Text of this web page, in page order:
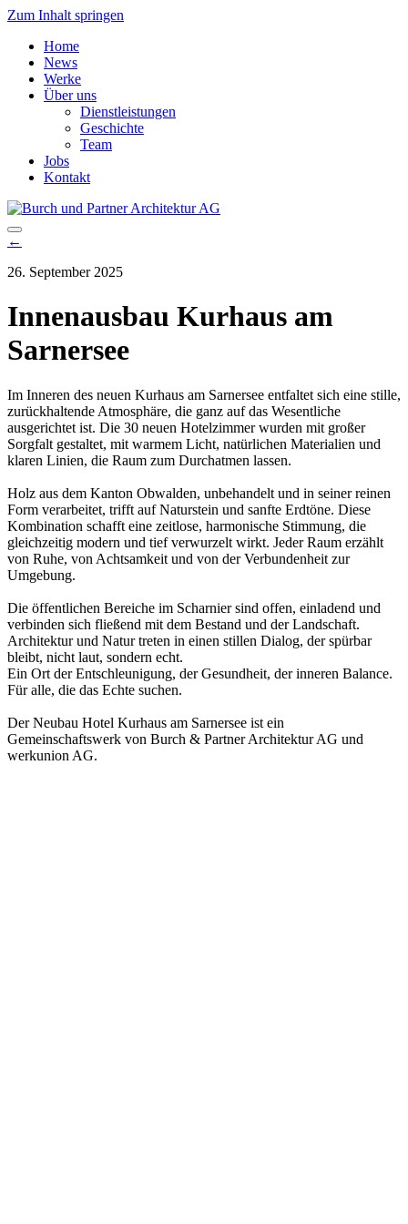
Zum Inhalt springen
Home
News
Werke
Über uns
Dienstleistungen
Geschichte
Team
Jobs
Kontakt
Hauptnavigation
←
26. September 2025
Innenausbau Kurhaus am
Sarnersee
Im Inneren des neuen Kurhaus am Sarnersee entfaltet sich eine stille,
zurückhaltende Atmosphäre, die ganz auf das Wesentliche
ausgerichtet ist. Die 30 neuen Hotelzimmer wurden mit großer
Sorgfalt gestaltet, mit warmem Licht, natürlichen Materialien und
klaren Linien, die Raum zum Durchatmen lassen.
Holz aus dem Kanton Obwalden, unbehandelt und in seiner reinen
Form verarbeitet, trifft auf Naturstein und sanfte Erdtöne. Diese
Kombination schafft eine zeitlose, harmonische Stimmung, die
gleichzeitig modern und tief verwurzelt wirkt. Jeder Raum erzählt
von Ruhe, von Achtsamkeit und von der Verbundenheit zur
Umgebung.
Die öffentlichen Bereiche im Scharnier sind offen, einladend und
verbinden sich fließend mit dem Bestand und der Landschaft.
Architektur und Natur treten in einen stillen Dialog, der spürbar
bleibt, nicht laut, sondern echt.
Ein Ort der Entschleunigung, der Gesundheit, der inneren Balance.
Für alle, die das Echte suchen.
Der Neubau Hotel Kurhaus am Sarnersee ist ein
Gemeinschaftswerk von Burch & Partner Architektur AG und
werkunion AG.